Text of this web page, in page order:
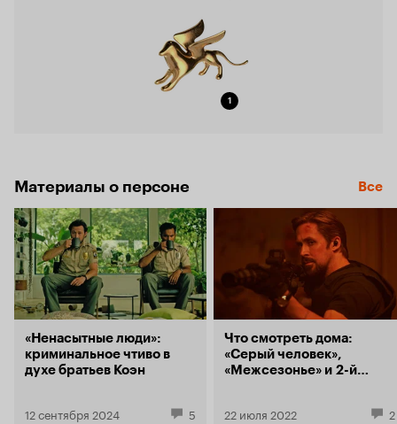
1
Материалы о персоне Все
«Ненасытные люди»:
криминальное чтиво в
духе братьев Коэн
12 сентября 2024 5
Что смотреть дома:
«Серый человек»,
«Межсезонье» и 2-й
22 июля 2022 2